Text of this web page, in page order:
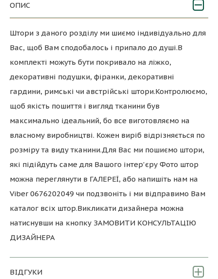
ОПИС
Штори з даного розділу ми шиємо індивідуально для
Вас, щоб Вам сподобалось і припало до душі.В
комплекті можуть бути покривало на ліжко,
декоративні подушки, фіранки, декоративні
гардини, римські чи австрійські штори.Контролюємо,
щоб якість пошиття і вигляд тканини був
максимально ідеальний, бо все виготовляємо на
власному виробництві. Кожен виріб відрізняється по
розміру та виду тканини.Для Вас ми пошиємо штори,
які підійдуть саме для Вашого інтер'єру Фото штор
можна переглянути в ГАЛЕРЕЇ, або напишіть нам на
Viber 0676202049 чи подзвоніть і ми відправимо Вам
каталог всіх штор.Викликати дизайнера можна
натиснувши на кнопку ЗАМОВИТИ КОНСУЛЬТАЦІЮ
ДИЗАЙНЕРА
ВІДГУКИ